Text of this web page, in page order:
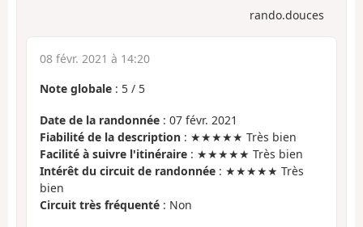
rando.douces
08 févr. 2021 à 14:20
Note globale : 5 / 5
Date de la randonnée : 07 févr. 2021
Fiabilité de la description : ★★★★★ Très bien
Facilité à suivre l'itinéraire : ★★★★★ Très bien
Intérêt du circuit de randonnée : ★★★★★ Très
bien
Circuit très fréquenté : Non